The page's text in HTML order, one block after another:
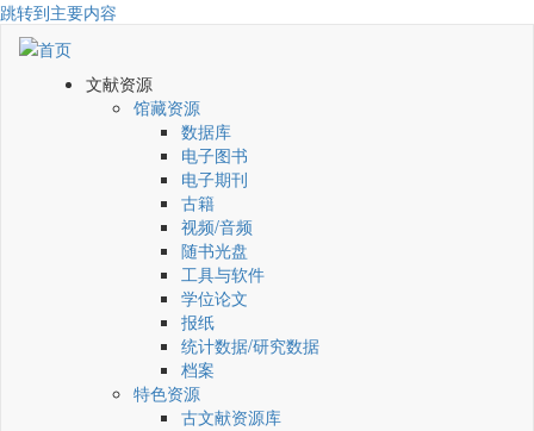
跳转到主要内容
文献资源
馆藏资源
数据库
电子图书
电子期刊
古籍
视频/音频
随书光盘
工具与软件
学位论文
报纸
统计数据/研究数据
档案
特色资源
古文献资源库